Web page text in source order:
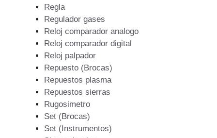
Regla
Regulador gases
Reloj comparador analogo
Reloj comparador digital
Reloj palpador
Repuesto (Brocas)
Repuestos plasma
Repuestos sierras
Rugosimetro
Set (Brocas)
Set (Instrumentos)